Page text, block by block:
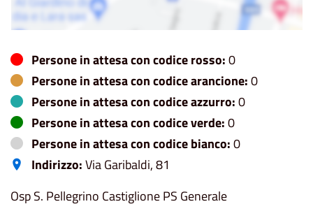
Persone in attesa con codice rosso:0
Persone in attesa con codice arancione:0
Persone in attesa con codice azzurro:0
Persone in attesa con codice verde:0
Persone in attesa con codice bianco:0
Indirizzo:Via Garibaldi, 81
Osp S. Pellegrino Castiglione PS Generale